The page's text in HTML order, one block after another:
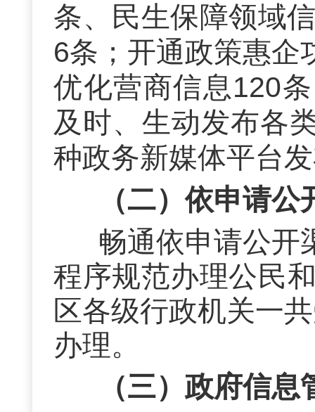
条、民生保障领域
6条；开通政策惠企
优化营商信息120
及时、生动发布各
种政务新媒体平台
（二）依申请公
畅通依申请公开
程序规范办理公民
区各级行政机关一共
办理。
（三）政府信息